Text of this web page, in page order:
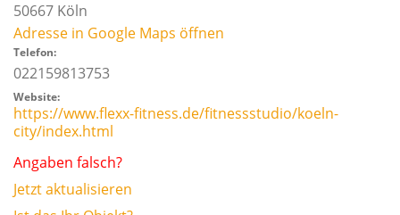
50667 Köln
Adresse in Google Maps öffnen
Telefon:
022159813753
Website:
https://www.flexx-fitness.de/fitnessstudio/koeln-
city/index.html
Angaben falsch?
Jetzt aktualisieren